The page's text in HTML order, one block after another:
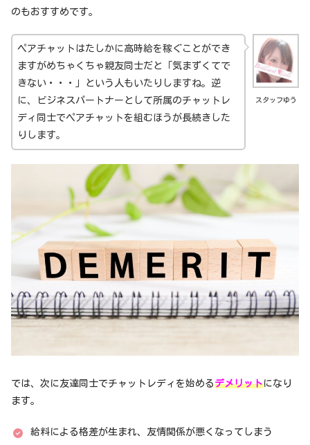
のもおすすめです。
スタッフゆう
ペアチャットはたしかに高時給を稼ぐことができ
ますがめちゃくちゃ親友同士だと「気まずくてで
きない・・・」という人もいたりしますね。逆
に、ビジネスパートナーとして所属のチャットレ
ディ同士でペアチャットを組むほうが長続きした
りします。
では、次に友達同士でチャットレディを始めるデメリットになり
ます。
給料による格差が生まれ、友情関係が悪くなってしまう